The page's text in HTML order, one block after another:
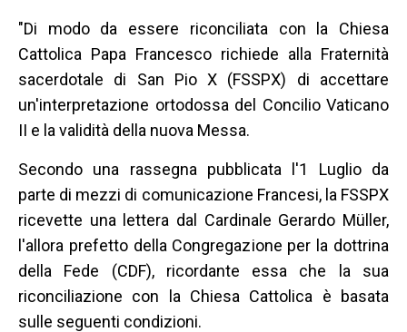
"Di modo da essere riconciliata con la Chiesa
Cattolica Papa Francesco richiede alla Fraternità
sacerdotale di San Pio X (FSSPX) di accettare
un'interpretazione ortodossa del Concilio Vaticano
II e la validità della nuova Messa.
Secondo una rassegna pubblicata l'1 Luglio da
parte di mezzi di comunicazione Francesi, la FSSPX
ricevette una lettera dal Cardinale Gerardo Müller,
l'allora prefetto della Congregazione per la dottrina
della Fede (CDF), ricordante essa che la sua
riconciliazione con la Chiesa Cattolica è basata
sulle seguenti condizioni.